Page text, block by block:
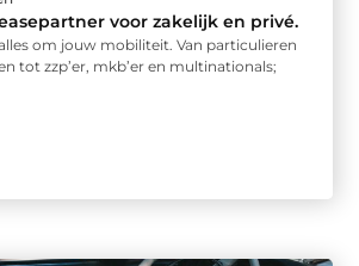
voor zakelijk en privé.
om jouw mobiliteit. Van particulieren
tot zzp’er, mkb’er en multinationals;